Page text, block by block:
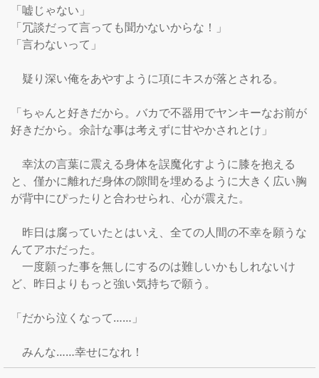
「嘘じゃない」
「冗談だって言っても聞かないからな！」
「言わないって」
疑り深い俺をあやすように項にキスが落とされる。
「ちゃんと好きだから。バカで不器用でヤンキーなお前が
好きだから。余計な事は考えずに甘やかされとけ」
幸汰の言葉に震える身体を誤魔化すように膝を抱える
と、僅かに離れだ身体の隙間を埋めるように大きく広い胸
が背中にぴったりと合わせられ、心が震えた。
昨日は腐っていたとはいえ、全ての人間の不幸を願うな
んてアホだった。
一度願った事を無しにするのは難しいかもしれないけ
ど、昨日よりもっと強い気持ちで願う。
「だから泣くなって……」
みんな……幸せになれ！